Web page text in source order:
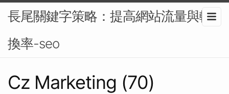
長尾關鍵字策略：提高網站流量與轉
換率-seo
Cz Marketing (70)